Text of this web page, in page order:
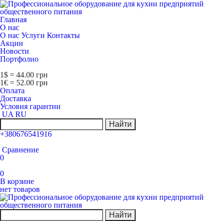
Главная
О нас
О нас Услуги Контакты
Акции
Новости
Портфолио
1$ = 44.00 грн
1€ = 52.00 грн
Оплата
Доставка
Условия гарантии
UA RU
Найти
+380676541916
Сравнение
0
0
В корзине
нет товаров
Найти